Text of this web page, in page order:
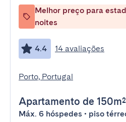
Melhor preço para
noites
4.4 14 avaliações
Porto, Portugal
Apartamento de 150m²
Máx. 6 hóspedes • piso